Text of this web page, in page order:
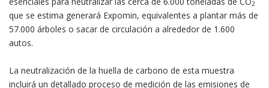
2
que se estima generará Expomin, equivalentes a plantar más de
57.000 árboles o sacar de circulación a alrededor de 1.600
autos.
La neutralización de la huella de carbono de esta muestra
incluirá un detallado proceso de medición de las emisiones de